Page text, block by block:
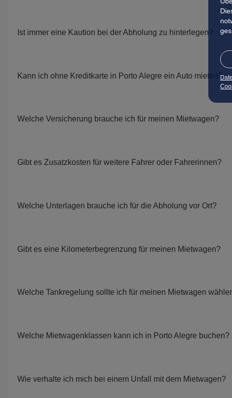
Ist immer eine Kaution bei der Abholung zu hinterlegen?
Kann ich ohne Kreditkarte in Porto Alegre ein Auto mieten?
Welche Versicherung brauche ich für meinen Mietwagen?
Gibt es Zusatzkosten für weitere Fahrer oder Fahrerinnen?
Welche Unterlagen brauche ich für die Abholung vor Ort?
Gibt es eine Kilometerbegrenzung für meinen Mietwagen?
Welche Tankregelung sollte ich für meinen Mietwagen
Welche Mietwagenklassen kann ich in Porto Alegre buchen?
Wie verhalte ich mich bei einem Unfall mit dem Mietwagen?